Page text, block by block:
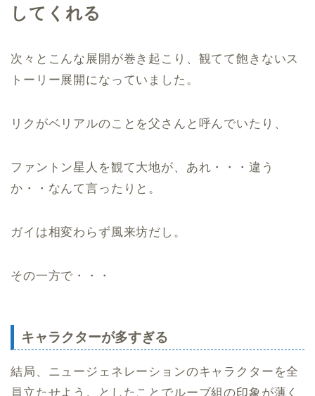
してくれる
次々とこんな展開が巻き起こり、観てて飽きないス
トーリー展開になっていました。
リクがベリアルのことを父さんと呼んでいたり、
ファントン星人を観て大地が、あれ・・・違う
か・・なんて言ったりと。
ガイは相変わらず風来坊だし。
その一方で・・・
キャラクターが多すぎる
結局、ニュージェネレーションのキャラクターを全
員立たせよう。としたことでルーブ組の印象が薄く